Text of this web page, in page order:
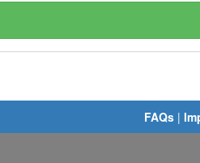
FAQs |